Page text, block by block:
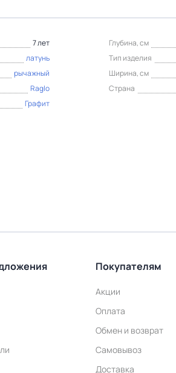
7 лет Глубина, см
латунь Тип изделия
рычажный Ширина, см
Raglo Страна
Графит
Покупателям
Акции
Оплата
Обмен и возврат
Самовывоз
Доставка